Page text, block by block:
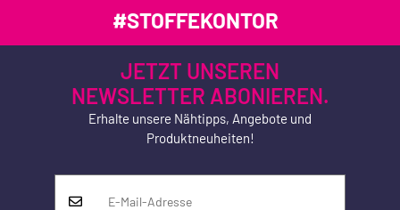
#STOFFEKONTOR
JETZT UNSEREN
NEWSLETTER ABONIEREN.
Erhalte unsere Nähtipps, Angebote und
Produktneuheiten!